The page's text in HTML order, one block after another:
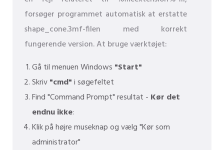
forsøger programmet automatisk at erstatte
shape_cone.3mf-filen med korrekt
fungerende version. At bruge værktøjet:
Gå til menuen Windows "Start"
Skriv"cmd"i søgefeltet
Find "Command Prompt" resultat - Kør det
endnu ikke:
Klik på højre museknap og vælg "Kør som
administrator"